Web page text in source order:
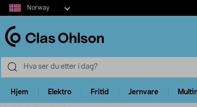
Select
market
Norway
Hjem Elektro Fritid Jernvare